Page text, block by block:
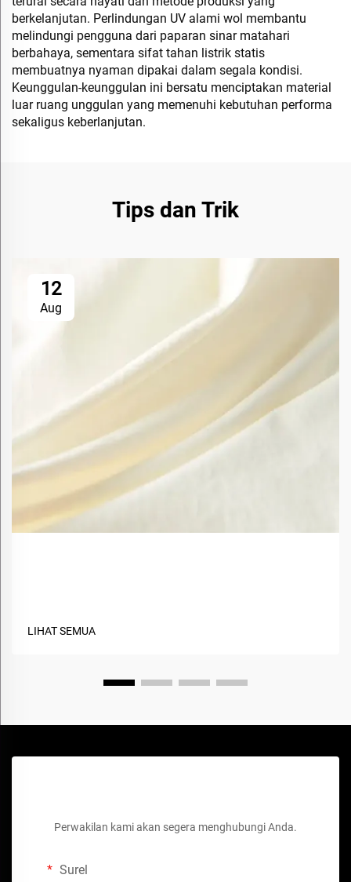
berkelanjutan. Perlindungan UV alami wol membantu
melindungi pengguna dari paparan sinar matahari
berbahaya, sementara sifat tahan listrik statis
membuatnya nyaman dipakai dalam segala kondisi.
Keunggulan-keunggulan ini bersatu menciptakan material
luar ruang unggulan yang memenuhi kebutuhan performa
sekaligus keberlanjutan.
Tips dan Trik
12
Aug
LIHAT SEMUA
Perwakilan kami akan segera menghubungi Anda.
Surel